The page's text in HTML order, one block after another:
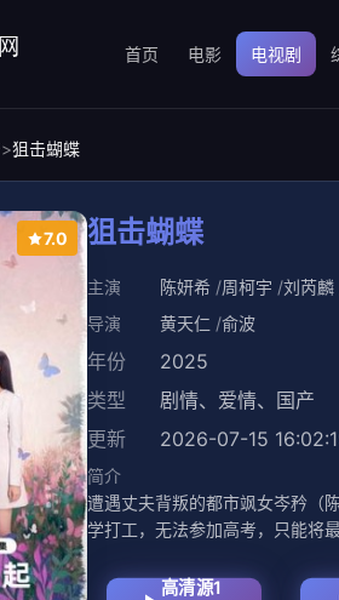
首页 电影 电视剧
>狙击蝴蝶
7.0 狙击蝴蝶
主演 陈妍希 周柯宇 刘芮麟
导演
黄天仁 俞波
年份 2025
类型
剧情、 爱情、 国产
更新
2026-07-15
简介
遭遇丈夫背叛的都市飒女岑矜（
学打工，无法参加高考，只能将
高清源1